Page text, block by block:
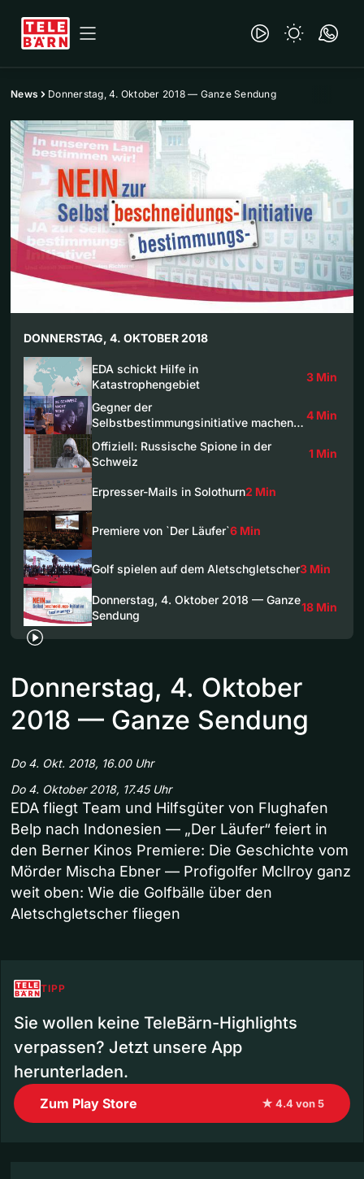
News Donnerstag, 4. Oktober 2018 — Ganze Sendung
DONNERSTAG, 4. OKTOBER 2018
EDA schickt Hilfe in
Katastrophengebiet
3 Min
Gegner der
Selbstbestimmungsinitiative machen…
4 Min
Offiziell: Russische Spione in der
Schweiz
1 Min
Erpresser-Mails in Solothurn2 Min
Premiere von `Der Läufer`6 Min
Golf spielen auf dem Aletschgletscher3 Min
Donnerstag, 4. Oktober 2018 — Ganze
Sendung
18 Min
Donnerstag, 4. Oktober
2018 — Ganze Sendung
Do 4. Okt. 2018, 16.00 Uhr
Do 4. Oktober 2018, 17.45 Uhr
EDA fliegt Team und Hilfsgüter von Flughafen
Belp nach Indonesien — „Der Läufer“ feiert in
den Berner Kinos Premiere: Die Geschichte vom
Mörder Mischa Ebner — Profigolfer McIlroy ganz
weit oben: Wie die Golfbälle über den
Aletschgletscher fliegen
TIPP
Sie wollen keine TeleBärn-Highlights
verpassen? Jetzt unsere App
herunterladen.
Zum Play Store ★ 4.4 von 5